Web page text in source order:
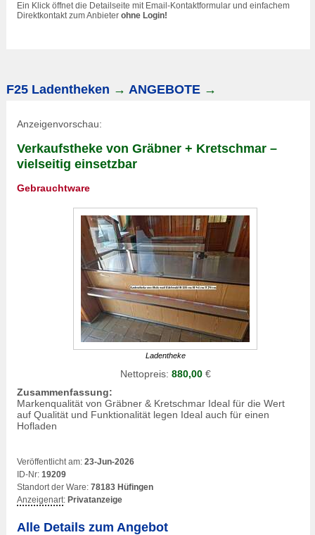
Ein Klick öffnet die Detailseite mit Email-Kontaktformular und einfachem
Direktkontakt zum Anbieter ohne Login!
F25 Ladentheken → ANGEBOTE →
Anzeigenvorschau:
Verkaufstheke von Gräbner + Kretschmar –
vielseitig einsetzbar
Gebrauchtware
Ladentheke
Nettopreis: 880,00€
Zusammenfassung:
Markenqualität von Gräbner & Kretschmar Ideal für die Wert
auf Qualität und Funktionalität legen Ideal auch für einen
Hofladen
Veröffentlicht am: 23-Jun-2026
ID-Nr: 19209
Standort der Ware: 78183 Hüfingen
Anzeigenart: Privatanzeige
Alle Details zum Angebot